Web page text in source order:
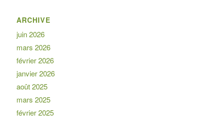
ARCHIVE
juin 2026
mars 2026
février 2026
janvier 2026
août 2025
mars 2025
février 2025